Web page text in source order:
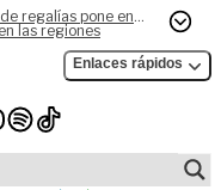
regalías pone en
las regiones
Enlaces rápidos